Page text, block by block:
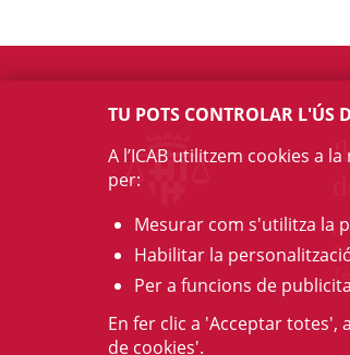
c/
TU POTS CONTROLAR L'ÚS
A l’ICAB utilitzem cookies a
per:
Mesurar com s'utilitza la
Habilitar la
Per a funcions de
En fer clic a 'Acceptar totes',
de cookies'.